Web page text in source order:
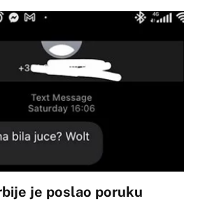
je poslao poruku